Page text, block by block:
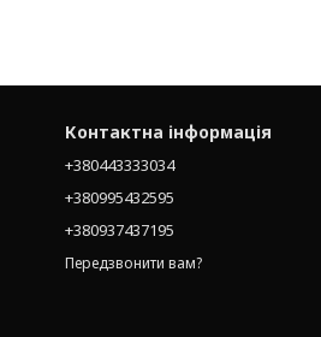
Контактна інформація
+380443333034
+380995432595
+380937437195
Передзвонити вам?